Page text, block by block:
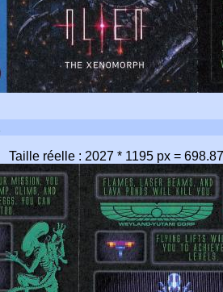
Taille réelle : 2027 * 1195 px =